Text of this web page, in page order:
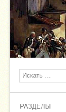
Поиск
РАЗДЕЛЫ